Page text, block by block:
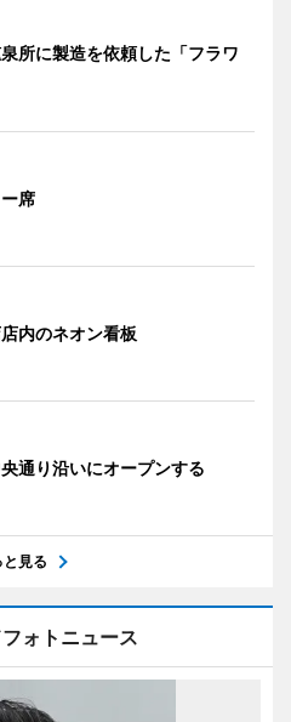
所に製造を依頼した「フラワ
席
内のネオン看板
通り沿いにオープンする
と見る
ォトニュース